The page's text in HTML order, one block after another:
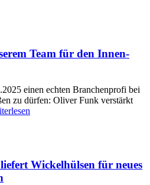
Team für den Innen-
einen echten Branchenprofi bei
zu dürfen: Oliver Funk verstärkt
Wickelhülsen für neues